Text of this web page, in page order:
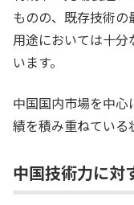
ものの、既存技術
用途においては十分
います。
中国国内市場を中心
績を積み重ねている
中国技術力に対